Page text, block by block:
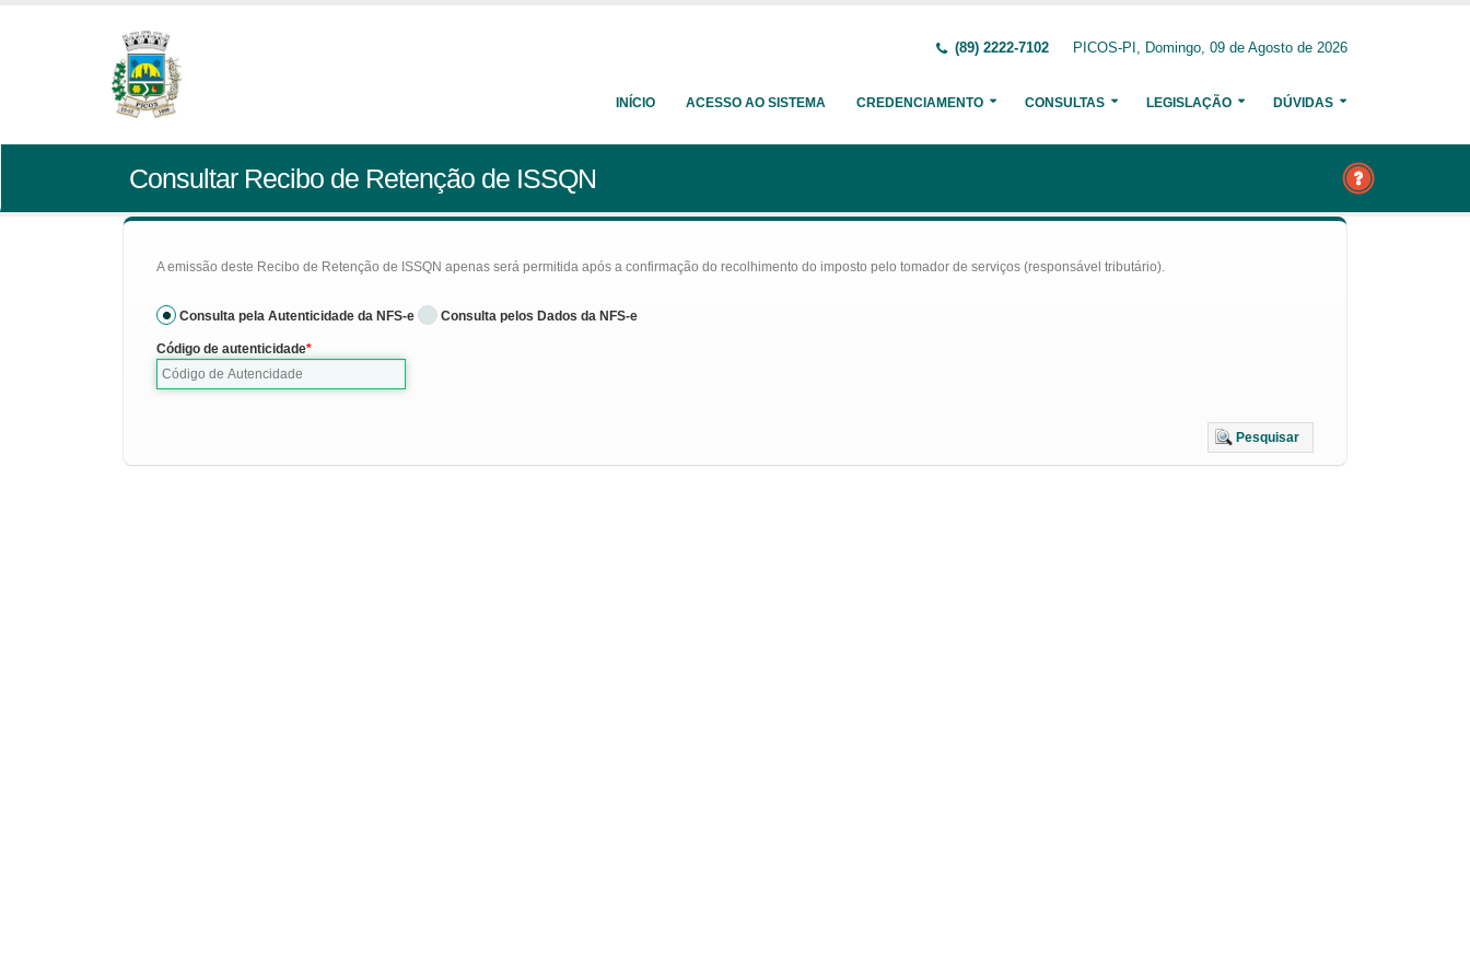
(89) 2222-7102 PICOS-PI, Domingo, 09 de Agosto de 2026
INÍCIO ACESSO AO SISTEMA CREDENCIAMENTO CONSULTAS LEGISLAÇÃO DÚVIDAS
Consultar Recibo de Retenção de ISSQN
A emissão deste Recibo de Retenção de ISSQN apenas será permitida após a confirmação do recolhimento do imposto pelo tomador de serviços (responsável tributário).
Consulta pela Autenticidade da NFS-e Consulta pelos Dados da NFS-e
Código de autenticidade
Pesquisar